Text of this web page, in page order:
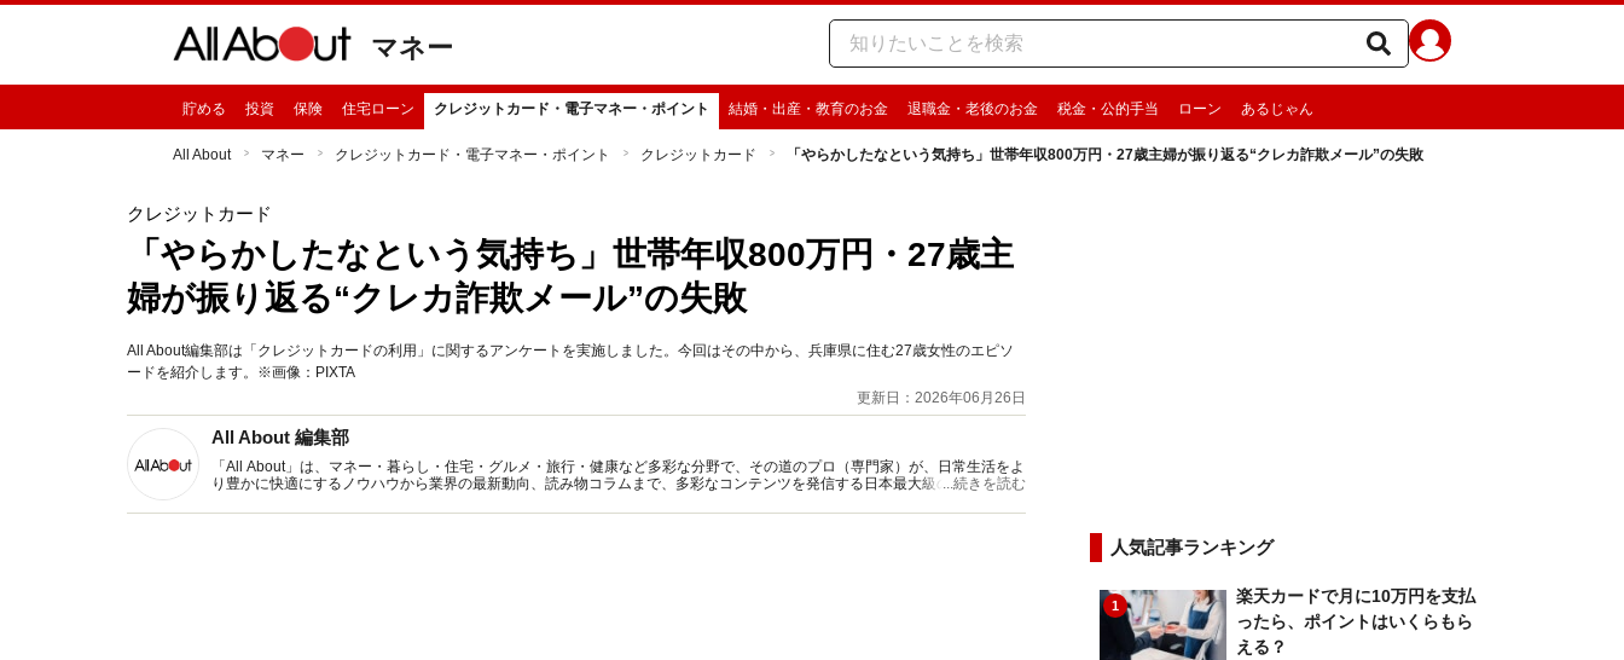
マネー
貯める 投資 保険 住宅ローン クレジットカード・電子マネー・ポイント 結婚・出産・教育のお金 退職金・老後のお金 税金・公的手当 ローン あるじゃん
All About マネー クレジットカード・電子マネー・ポイント クレジットカード 「やらかしたなという気持ち」世帯年収800万円・27歳主婦が振り返る“クレカ詐欺メール”の失敗
クレジットカード
「やらかしたなという気持ち」世帯年収800万円・27歳主
婦が振り返る“クレカ詐欺メール”の失敗
All About編集部は「クレジットカードの利用」に関するアンケートを実施しました。今回はその中から、兵庫県に住む27歳女性のエピソ
ードを紹介します。※画像：PIXTA
更新日：2026年06月26日
All About 編集部
「All About」は、マネー・暮らし・住宅・グルメ・旅行・健康など多彩な分野で、その道のプロ（専門家）が、日常生活をよ
り豊かに快適にするノウハウから業界の最新動向、読み物コラムまで、多彩なコンテンツを発信する日本最大級の総合情報サ
...続きを読む
人気記事ランキング
1
楽天カードで月に10万円を支払
ったら、ポイントはいくらもら
える？